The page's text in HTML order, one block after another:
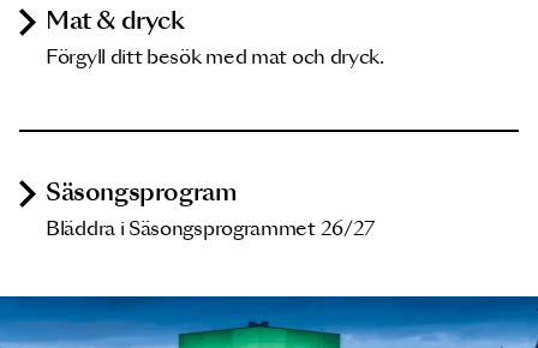
Mat & dryck
Förgyll ditt besök med mat och dryck.
Säsongsprogram
Bläddra i Säsongsprogrammet 26/27